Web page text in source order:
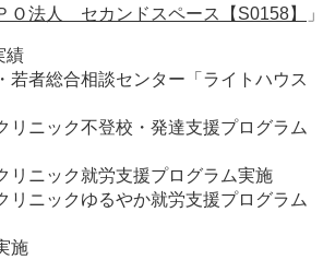
Ｏ法人 セカンドスペース【S0158】 」
績
者総合相談センター「ライトハウス
ニック不登校・発達支援プログラム
ニック就労支援プログラム実施
ニックゆるやか就労支援プログラム
施